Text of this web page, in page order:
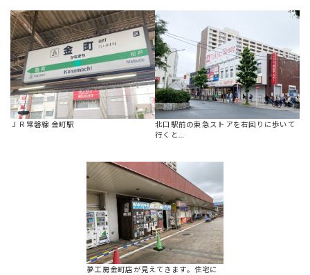
ＪＲ常磐線 金町駅
北口駅前の東急ストアを右回りに歩いて
行くと…
夢工房金町店が見えてきます。住宅に